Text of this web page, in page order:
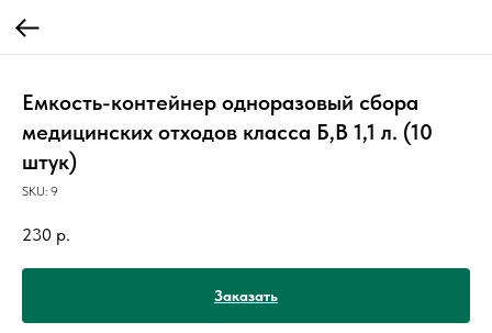
Емкость-контейнер одноразовый сбора
медицинских отходов класса Б,В 1,1 л. (10
штук)
SKU: 9
230 р.
Заказать